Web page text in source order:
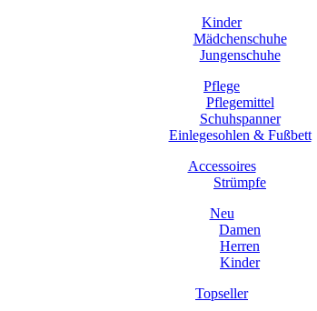
Kinder
Mädchenschuhe
Jungenschuhe
Pflege
Pflegemittel
Schuhspanner
Einlegesohlen & Fußbett
Accessoires
Strümpfe
Neu
Damen
Herren
Kinder
Topseller